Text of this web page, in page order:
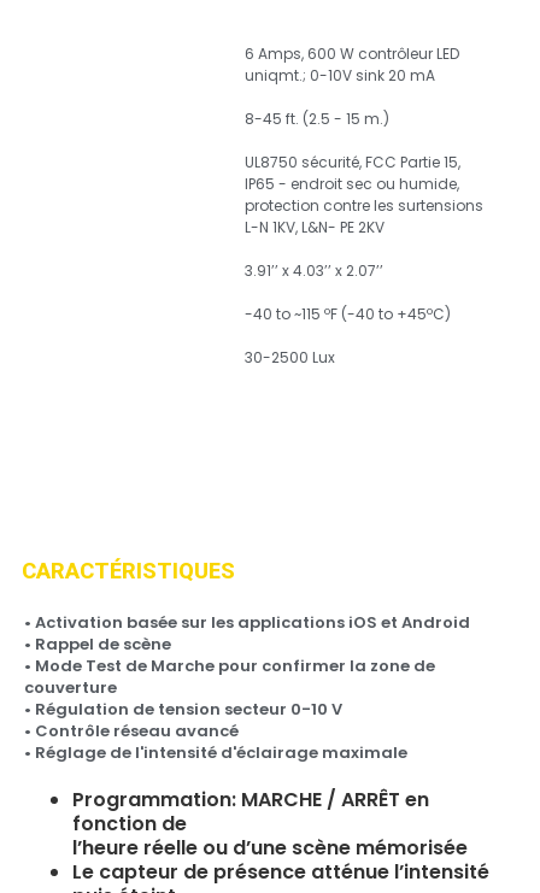
6 Amps, 600 W contrôleur LED
uniqmt.; 0-10V sink 20 mA
8-45 ft. (2.5 - 15 m.)
UL8750 sécurité, FCC Partie 15,
IP65 - endroit sec ou humide,
protection contre les surtensions
L-N 1KV, L&N- PE 2KV
3.91’’ x 4.03’’ x 2.07’’
-40 to ~115 ºF (-40 to +45ºC)
30-2500 Lux
CARACTÉRISTIQUES
• Activation basée sur les applications iOS et Android
• Rappel de scène
• Mode Test de Marche pour confirmer la zone de
couverture
• Régulation de tension secteur 0-10 V
• Contrôle réseau avancé
• Réglage de l'intensité d'éclairage maximale
Programmation: MARCHE / ARRÊT en
fonction de
l’heure réelle ou d’une scène mémorisée
Le capteur de présence atténue l’intensité